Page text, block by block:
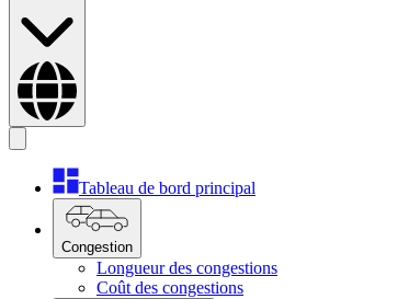
Tableau de bord principal
Congestion
Longueur des congestions
Coût des congestions